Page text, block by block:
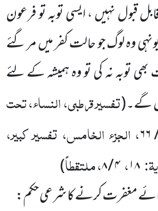
قبول نہیں ، ایسی توبہ تو فرعون
وہ لوگ جو حالت کفر میں مر گئے
توبہ نہ کی تو وہ ہمیشہ کے لئے
گے۔(تفسیر قرطبی، النساء، تحت
، الجزء الخامس، تفسیر کبیر،
۱۸،۴ / ۸ ، ملتقطاً)
مغفرت کرنے کا شرعی حکم: